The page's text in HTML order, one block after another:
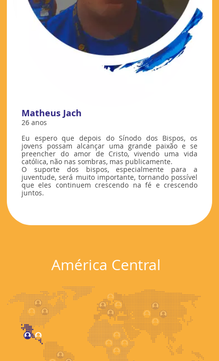
Matheus Jach
26 anos
Eu espero que depois do Sínodo dos Bispos, os
jovens possam alcançar uma grande paixão e se
preencher do amor de Cristo, vivendo uma vida
católica, não nas sombras, mas publicamente.
O suporte dos bispos, especialmente para a
juventude, será muito importante, tornando possível
que eles continuem crescendo na fé e crescendo
juntos.
América Central